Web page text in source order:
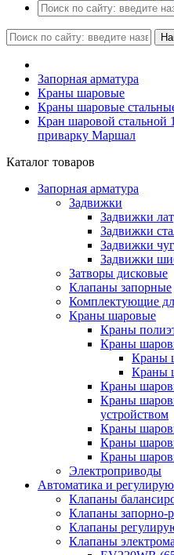
Запорная арматура
Краны шаровые
Краны шаровые
Кран шаровой стальной
приварку Маршал
Каталог товаров
Запорная арматура
Задвижки
Задвижки
Задвижки
Задвижки
Задвижки
Затворы дисковые
Клапаны запорные
Комплектующие
Краны шаровые
Краны
Краны
Краны
Краны
Краны
Краны
устройством
Краны
Краны
Краны
Электроприводы
Автоматика и
Клапаны
Клапаны запорно-
Клапаны
Клапаны